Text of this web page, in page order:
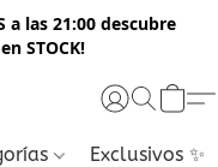
a las 21:00 descubre
STOCK!
Exclusivos ✨